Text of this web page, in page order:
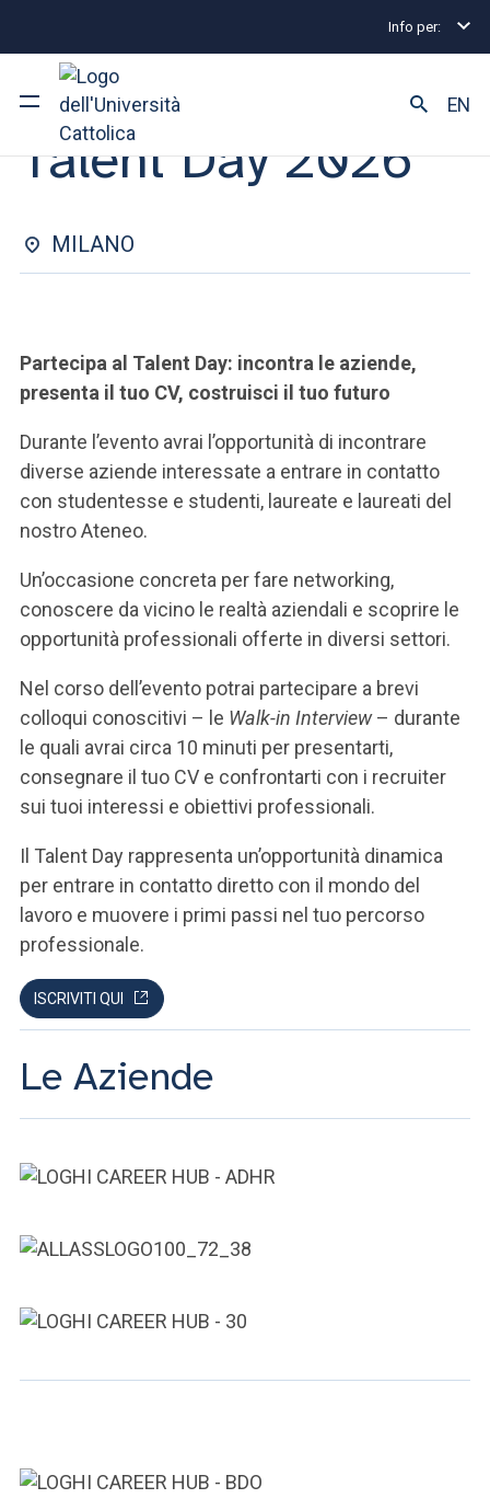
Info per:
Ateneo
Corsi di studio
Facoltà e campus
SEI UNO STUDENTE ISCRITTO?
ACCEDI ALLA MAIL ICATT
EN
Eventi di Stage e Placement Talent Day 2026
CAREER DAY | 22 APRILE 2026
Talent Day 2026
MILANO
Partecipa al Talent Day: incontra le aziende,
presenta il tuo CV, costruisci il tuo futuro
Durante l’evento avrai l’opportunità di incontrare
diverse aziende interessate a entrare in contatto
con studentesse e studenti, laureate e laureati del
nostro Ateneo.
Un’occasione concreta per fare networking,
conoscere da vicino le realtà aziendali e scoprire le
opportunità professionali offerte in diversi settori.
Nel corso dell’evento potrai partecipare a brevi
colloqui conoscitivi – le Walk-in Interview– durante
le quali avrai circa 10 minuti per presentarti,
consegnare il tuo CV e confrontarti con i recruiter
sui tuoi interessi e obiettivi professionali.
Il Talent Day rappresenta un’opportunità dinamica
per entrare in contatto diretto con il mondo del
lavoro e muovere i primi passi nel tuo percorso
professionale.
ISCRIVITI QUI
Le Aziende